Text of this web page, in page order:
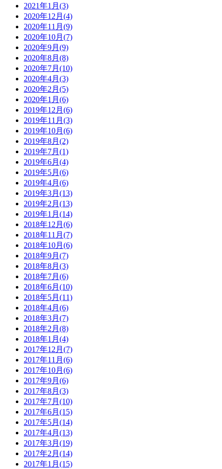
2021年1月(3)
2020年12月(4)
2020年11月(9)
2020年10月(7)
2020年9月(9)
2020年8月(8)
2020年7月(10)
2020年4月(3)
2020年2月(5)
2020年1月(6)
2019年12月(6)
2019年11月(3)
2019年10月(6)
2019年8月(2)
2019年7月(1)
2019年6月(4)
2019年5月(6)
2019年4月(6)
2019年3月(13)
2019年2月(13)
2019年1月(14)
2018年12月(6)
2018年11月(7)
2018年10月(6)
2018年9月(7)
2018年8月(3)
2018年7月(6)
2018年6月(10)
2018年5月(11)
2018年4月(6)
2018年3月(7)
2018年2月(8)
2018年1月(4)
2017年12月(7)
2017年11月(6)
2017年10月(6)
2017年9月(6)
2017年8月(3)
2017年7月(10)
2017年6月(15)
2017年5月(14)
2017年4月(13)
2017年3月(19)
2017年2月(14)
2017年1月(15)